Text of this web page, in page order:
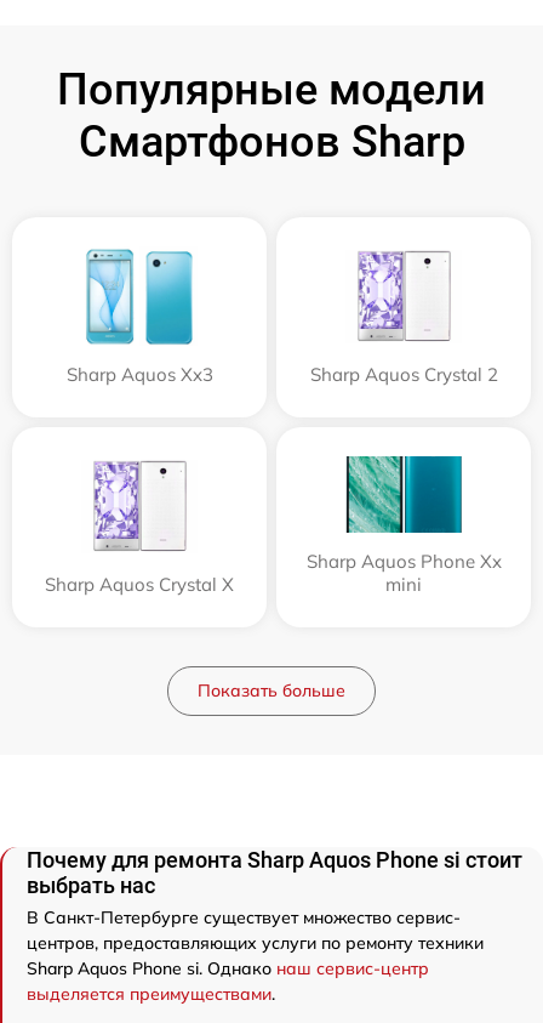
Популярные модели
Смартфонов Sharp
Sharp Aquos Xx3 Sharp Aquos Crystal 2
Sharp Aquos Crystal X
Sharp Aquos Phone Xx
mini
Показать больше
Почему для ремонта Sharp Aquos Phone si стоит
выбрать нас
В Санкт-Петербурге существует множество сервис-
центров, предоставляющих услуги по ремонту техники
Sharp Aquos Phone si. Однако наш сервис-центр
выделяется преимуществами.